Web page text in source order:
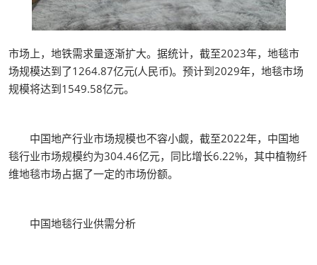
市场上，地铁需求量逐渐扩大。据统计，截至2023年，地毯市
场规模达到了1264.87亿元(人民币)。预计到2029年，地毯市场
规模将达到1549.58亿元。
中国地产行业市场规模也不容小觑，截至2022年，中国地
毯行业市场规模约为304.46亿元，同比增长6.22%，其中植物纤
维地毯市场占据了一定的市场份额。
中国地毯行业供需分析